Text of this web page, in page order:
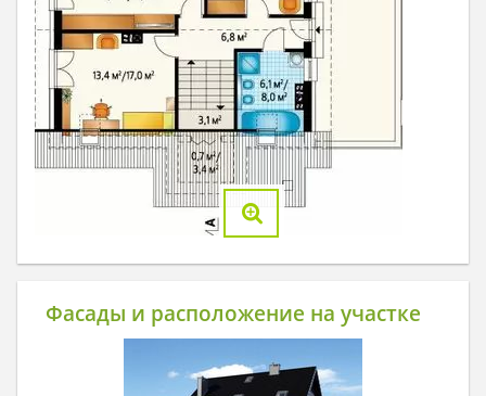
Фасады и расположение на участке